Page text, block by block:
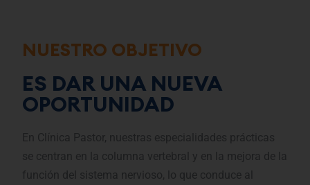
NUESTRO OBJETIVO
ES DAR UNA NUEVA
OPORTUNIDAD
En Clínica Pastor, nuestras especialidades prácticas
se centran en la columna vertebral y en la mejora de la
función del sistema nervioso, lo que conduce al